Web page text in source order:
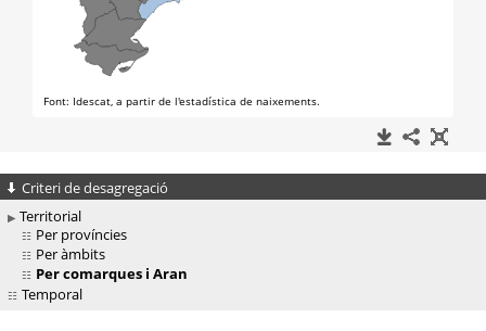
Criteri de desagregació
Territorial
Per províncies
Per àmbits
Per comarques i Aran
Temporal